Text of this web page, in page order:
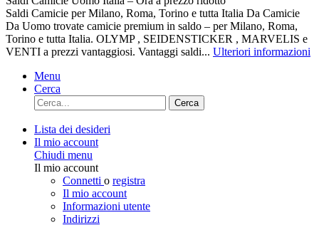
Saldi Camicie per Milano, Roma, Torino e tutta Italia Da Camicie
Da Uomo trovate camicie premium in saldo – per Milano, Roma,
Torino e tutta Italia. OLYMP , SEIDENSTICKER , MARVELIS e
VENTI a prezzi vantaggiosi. Vantaggi saldi... Ulteriori informazioni
Menu
Cerca
Cerca
Lista dei desideri
Il mio account
Chiudi menu
Il mio account
Connetti o registra
Il mio account
Informazioni utente
Indirizzi